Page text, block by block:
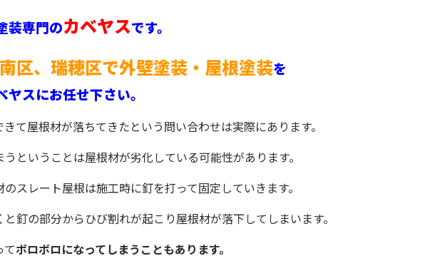
装専門のカベヤスです。
区、瑞穂区で外壁塗装・屋根塗装を
ヤスにお任せ下さい。
て屋根材が落ちてきたという問い合わせは実際にあります。
ということは屋根材が劣化している可能性があります。
スレート屋根は施工時に釘を打って固定していきます。
釘の部分からひび割れが起こり屋根材が落下してしまいます。
てボロボロになってしまうこともあります。